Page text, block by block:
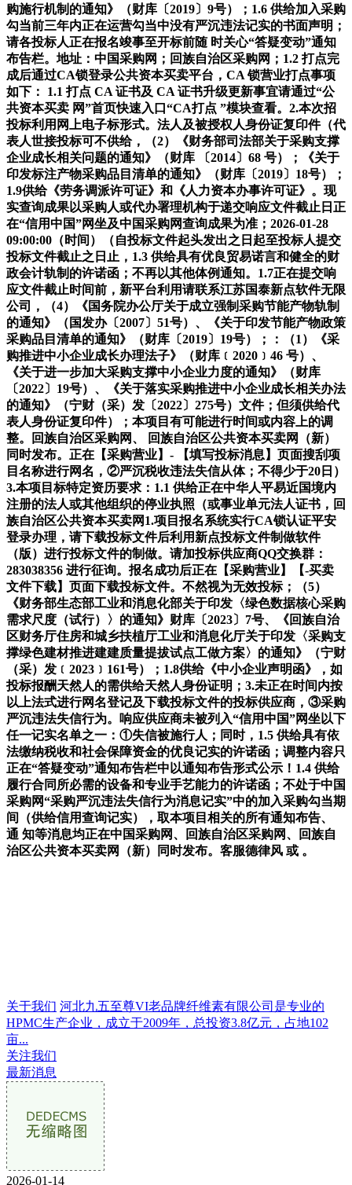
购施行机制的通知》（财库〔2019〕9号）；1.6 供给加入采购
勾当前三年内正在运营勾当中没有严沉违法记实的书面声明；
请各投标人正在报名竣事至开标前随 时关心“答疑变动”通知
布告栏。地址：中国采购网；回族自治区采购网；1.2 打点完
成后通过CA锁登录公共资本买卖平台，CA 锁营业打点事项
如下： 1.1 打点 CA 证书及 CA 证书升级更新事宜请通过“公
共资本买卖 网”首页快速入口“CA打点 ”模块查看。2.本次招
投标利用网上电子标形式。法人及被授权人身份证复印件（代
表人世接投标可不供给，（2）《财务部司法部关于采购支撑
企业成长相关问题的通知》（财库 〔2014〕68 号）；《关于
印发标注产物采购品目清单的通知》（财库〔2019〕18号）；
1.9供给《劳务调派许可证》和《人力资本办事许可证》。现
实查询成果以采购人或代办署理机构于递交响应文件截止日正
在“信用中国”网坐及中国采购网查询成果为准；2026-01-28
09:00:00（时间）（自投标文件起头发出之日起至投标人提交
投标文件截止之日止，1.3 供给具有优良贸易诺言和健全的财
政会计轨制的许诺函；不再以其他体例通知。1.7正在提交响
应文件截止时间前，新平台利用请联系江苏国泰新点软件无限
公司，（4）《国务院办公厅关于成立强制采购节能产物轨制
的通知》（国发办〔2007〕51号）、《关于印发节能产物政策
采购品目清单的通知》（财库〔2019〕19号）；：（1）《采
购推进中小企业成长办理法子》（财库﹝2020﹞46 号）、
《关于进一步加大采购支撑中小企业力度的通知》（财库
〔2022〕19号）、《关于落实采购推进中小企业成长相关办法
的通知》（宁财（采）发〔2022〕275号）文件；但须供给代
表人身份证复印件）；本项目有可能进行时间或内容上的调
整。回族自治区采购网、 回族自治区公共资本买卖网（新）
同时发布。正在【采购营业】- 【填写投标消息】页面搜刮项
目名称进行网名，②严沉税收违法失信从体；不得少于20日）
3.本项目标特定资历要求：1.1 供给正在中华人平易近国境内
注册的法人或其他组织的停业执照（或事业单元法人证书，回
族自治区公共资本买卖网1.项目报名系统实行CA锁认证平安
登录办理，请下载投标文件后利用新点投标文件制做软件
（版）进行投标文件的制做。请加投标供应商QQ交换群：
283038356 进行征询。报名成功后正在【采购营业】【-买卖
文件下载】页面下载投标文件。不然视为无效投标；（5）
《财务部生态部工业和消息化部关于印发〈绿色数据核心采购
需求尺度（试行）〉的通知》财库〔2023〕7号、《回族自治
区财务厅住房和城乡扶植厅工业和消息化厅关于印发〈采购支
撑绿色建材推进建建质量提拔试点工做方案〉的通知》（宁财
（采）发﹝2023﹞161号）；1.8供给《中小企业声明函》，如
投标报酬天然人的需供给天然人身份证明；3.未正在时间内按
以上法式进行网名登记及下载投标文件的投标供应商，③采购
严沉违法失信行为。响应供应商未被列入“信用中国”网坐以下
任一记实名单之一：①失信被施行人；同时，1.5 供给具有依
法缴纳税收和社会保障资金的优良记实的许诺函；调整内容只
正在“答疑变动”通知布告栏中以通知布告形式公示！1.4 供给
履行合同所必需的设备和专业手艺能力的许诺函；不处于中国
采购网“采购严沉违法失信行为消息记实”中的加入采购勾当期
间（供给信用查询记实），取本项目相关的所有通知布告、
通 知等消息均正在中国采购网、回族自治区采购网、回族自
治区公共资本买卖网（新）同时发布。客服德律风 或 。
关于我们 河北九五至尊VI老品牌纤维素有限公司是专业的
HPMC生产企业，成立于2009年，总投资3.8亿元，占地102
亩...
关注我们
最新消息
2026-01-14